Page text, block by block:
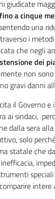
giudicate
a cinque
una
i
che negli
dei
non
gravi danni
il Governo
ai sindaci,
dalla sera
solo
statale che